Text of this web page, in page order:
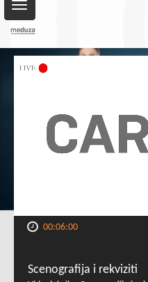
Toggle
navigation
00:06:00
Scenografija i rekviziti